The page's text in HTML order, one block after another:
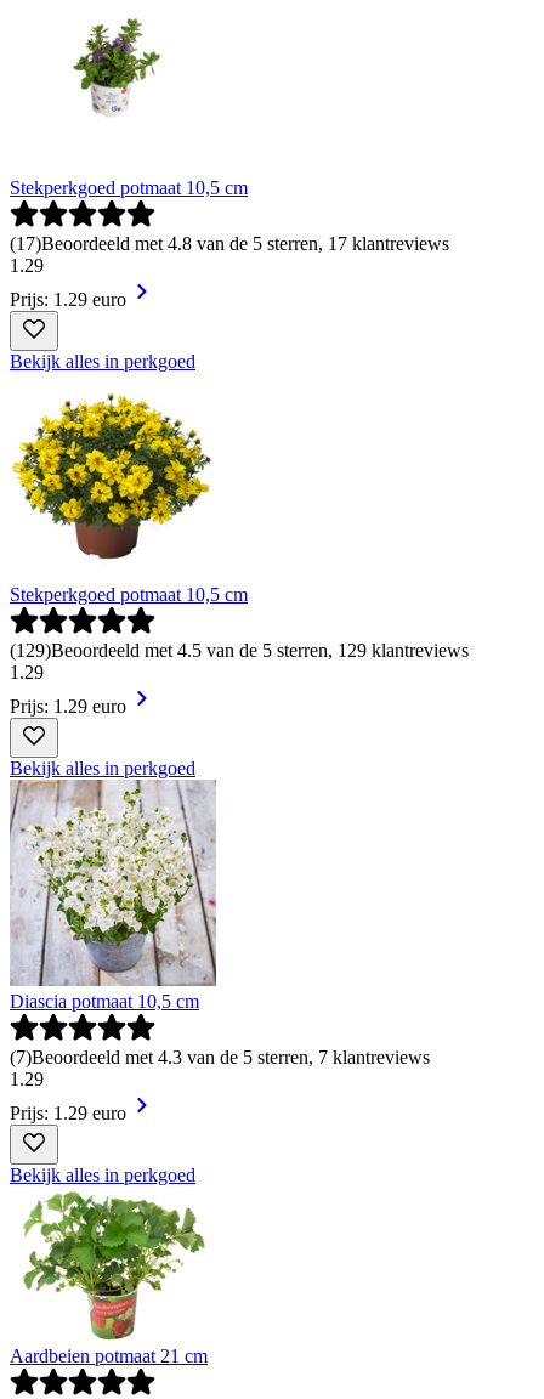
Stekperkgoed potmaat 10,5 cm
(17)Beoordeeld met 4.8 van de 5 sterren, 17 klantreviews
1 .29
Prijs: 1.29 euro
Bekijk alles in perkgoed
Stekperkgoed potmaat 10,5 cm
(129)Beoordeeld met 4.5 van de 5 sterren, 129 klantreviews
1 .29
Prijs: 1.29 euro
Bekijk alles in perkgoed
Diascia potmaat 10,5 cm
(7)Beoordeeld met 4.3 van de 5 sterren, 7 klantreviews
1 .29
Prijs: 1.29 euro
Bekijk alles in perkgoed
Aardbeien potmaat 21 cm